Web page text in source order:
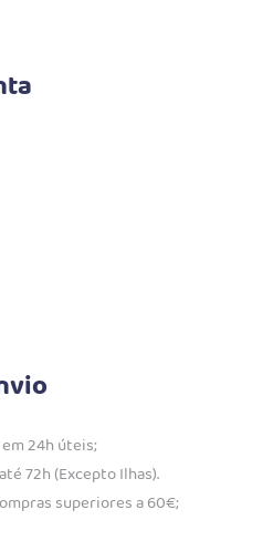
24h úteis;
72h (Excepto Ilhas).
superiores a 60€;